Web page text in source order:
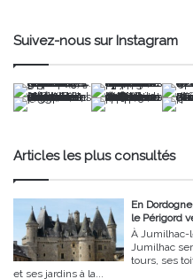
Suivez-nous sur Instagram
Articles les plus consultés
En
le Périgord
À Jumilhac-
Jumilhac
tours, ses
et ses jardins à la...